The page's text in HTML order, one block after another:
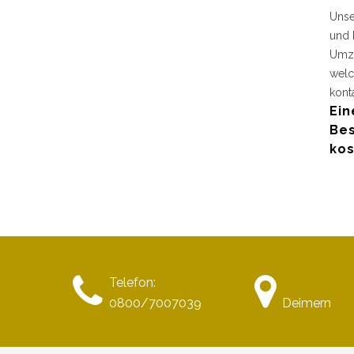
und
Telefon:
0800/7007039
Deimern